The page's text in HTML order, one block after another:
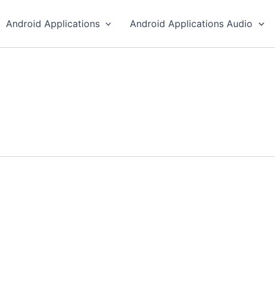
Android Applications Android Applications Audio